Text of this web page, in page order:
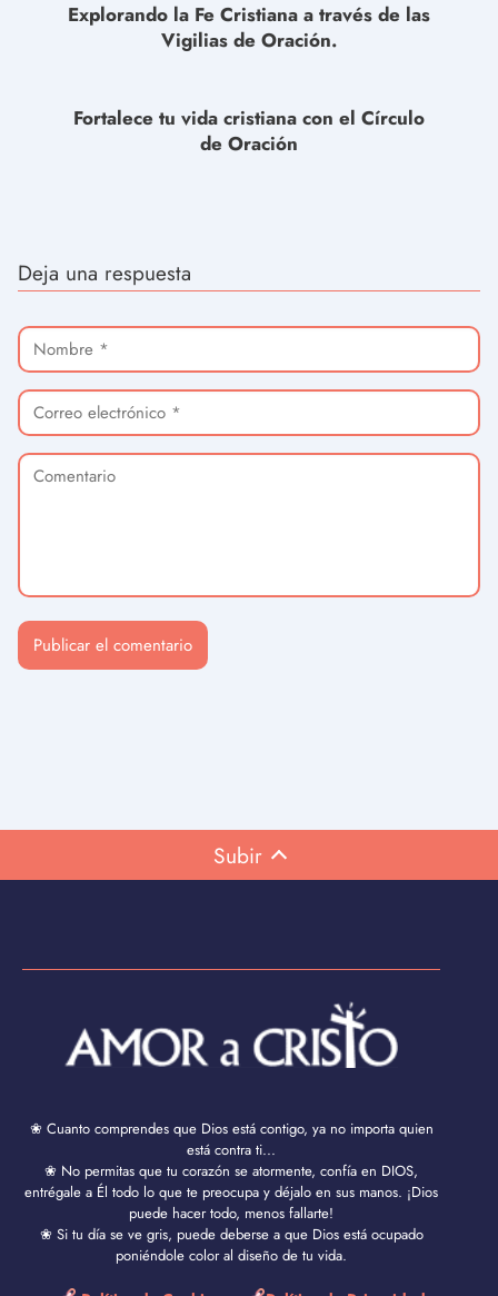
Explorando la Fe Cristiana a través de las
Vigilias de Oración.
Fortalece tu vida cristiana con el Círculo
de Oración
Deja una respuesta
Subir
❀ Cuanto comprendes que Dios está contigo, ya no importa quien
está contra ti...
❀ No permitas que tu corazón se atormente, confía en DIOS,
entrégale a Él todo lo que te preocupa y déjalo en sus manos. ¡Dios
puede hacer todo, menos fallarte!
❀ Si tu día se ve gris, puede deberse a que Dios está ocupado
poniéndole color al diseño de tu vida.